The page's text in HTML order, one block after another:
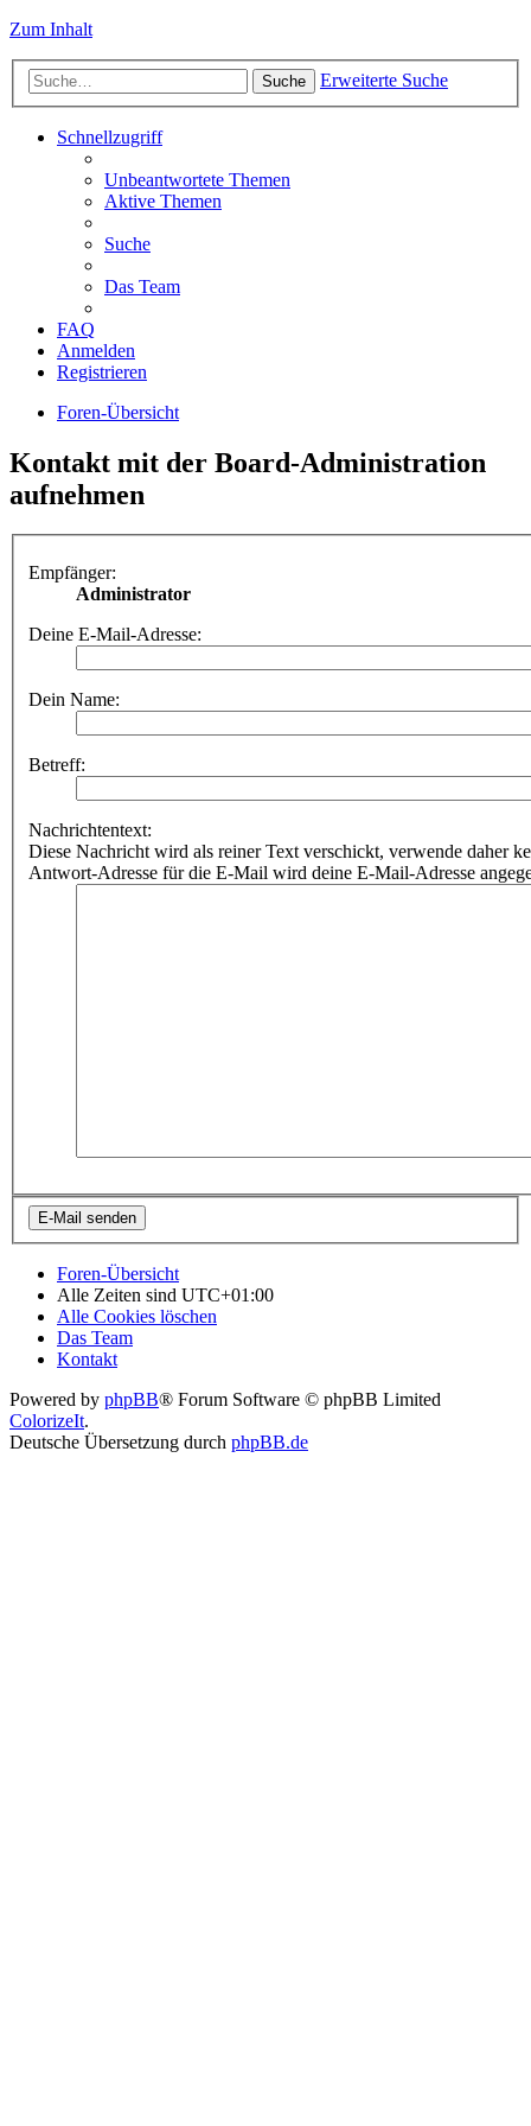
Zum Inhalt
Suche Erweiterte Suche
Schnellzugriff
Unbeantwortete Themen
Aktive Themen
Suche
Das Team
FAQ
Anmelden
Registrieren
Foren-Übersicht
Kontakt mit der Board-Administration
aufnehmen
Empfänger:
Administrator
Deine E-Mail-Adresse:
Dein Name:
Betreff:
Nachrichtentext:
Diese Nachricht wird als reiner Text verschickt, verwende daher
Antwort-Adresse für die E-Mail wird deine E-Mail-Adresse
Foren-Übersicht
Alle Zeiten sind UTC+01:00
Alle Cookies löschen
Das Team
Kontakt
Powered by phpBB® Forum Software © phpBB Limited
ColorizeIt.
Deutsche Übersetzung durch phpBB.de